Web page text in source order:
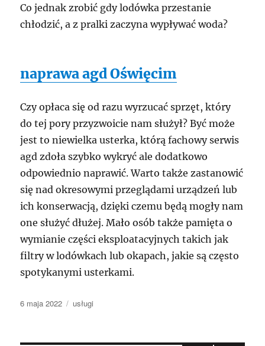
Co jednak zrobić gdy lodówka przestanie
chłodzić, a z pralki zaczyna wypływać woda?
naprawa agd Oświęcim
Czy opłaca się od razu wyrzucać sprzęt, który
do tej pory przyzwoicie nam służył? Być może
jest to niewielka usterka, którą fachowy serwis
agd zdoła szybko wykryć ale dodatkowo
odpowiednio naprawić. Warto także zastanowić
się nad okresowymi przeglądami urządzeń lub
ich konserwacją, dzięki czemu będą mogły nam
one służyć dłużej. Mało osób także pamięta o
wymianie części eksploatacyjnych takich jak
filtry w lodówkach lub okapach, jakie są często
spotykanymi usterkami.
Data
6 maja 2022 Kategorie
usługi